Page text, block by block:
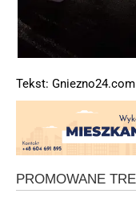
Tekst: Gniezno24.com